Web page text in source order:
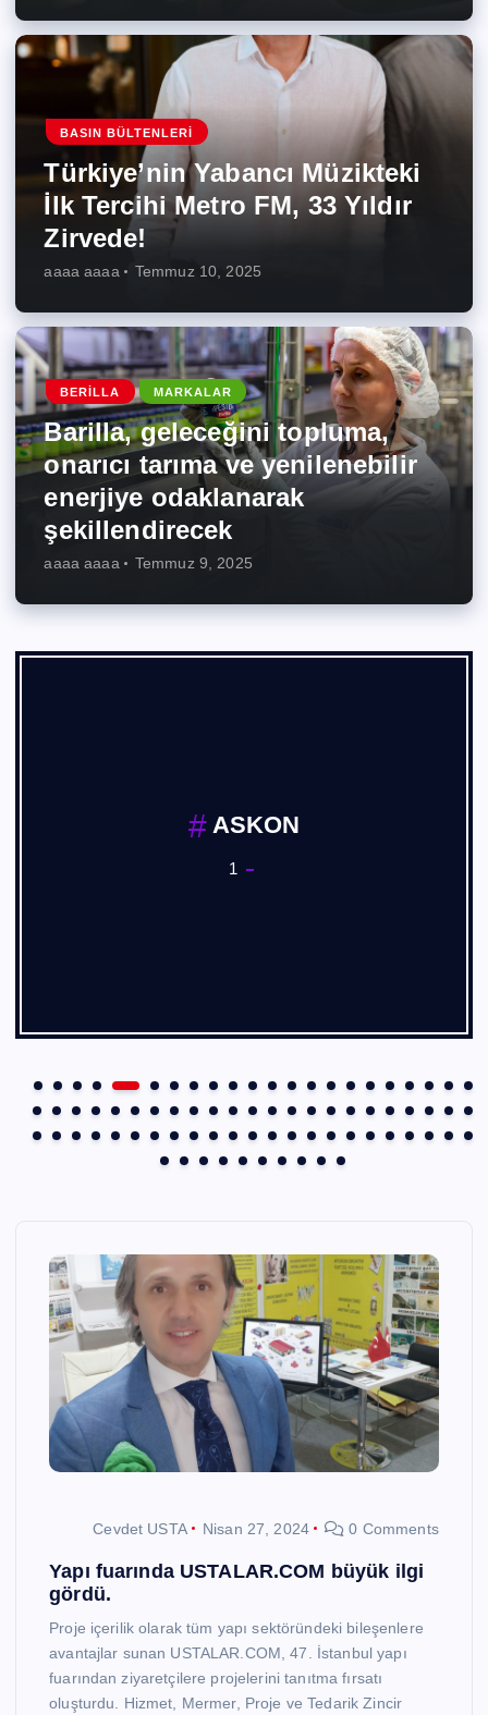
BASIN BÜLTENLERI
Türkiye’nin Yabancı Müzikteki
İlk Tercihi Metro FM, 33 Yıldır
Zirvede!
aaaa aaaa Temmuz 10, 2025
BERILLA MARKALAR
Barilla, geleceğini topluma,
onarıcı tarıma ve yenilenebilir
enerjiye odaklanarak
şekillendirecek
aaaa aaaa Temmuz 9, 2025
ASKON
1
Cevdet USTA Nisan 27, 2024 0 Comments
Yapı fuarında USTALAR.COM büyük ilgi
gördü.
Proje içerilik olarak tüm yapı sektöründeki bileşenlere
avantajlar sunan USTALAR.COM, 47. İstanbul yapı
fuarından ziyaretçilere projelerini tanıtma fırsatı
oluşturdu. Hizmet, Mermer, Proje ve Tedarik Zincir